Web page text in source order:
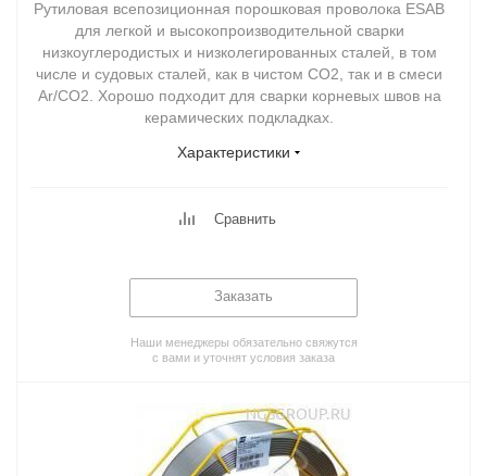
Рутиловая всепозиционная порошковая проволока ESAB
для легкой и высокопроизводительной сварки
низкоуглеродистых и низколегированных сталей, в том
числе и судовых сталей, как в чистом CO2, так и в смеси
Ar/CO2. Хорошо подходит для сварки корневых швов на
керамических подкладках.
Характеристики
Сравнить
Заказать
Наши менеджеры обязательно свяжутся
с вами и уточнят условия заказа